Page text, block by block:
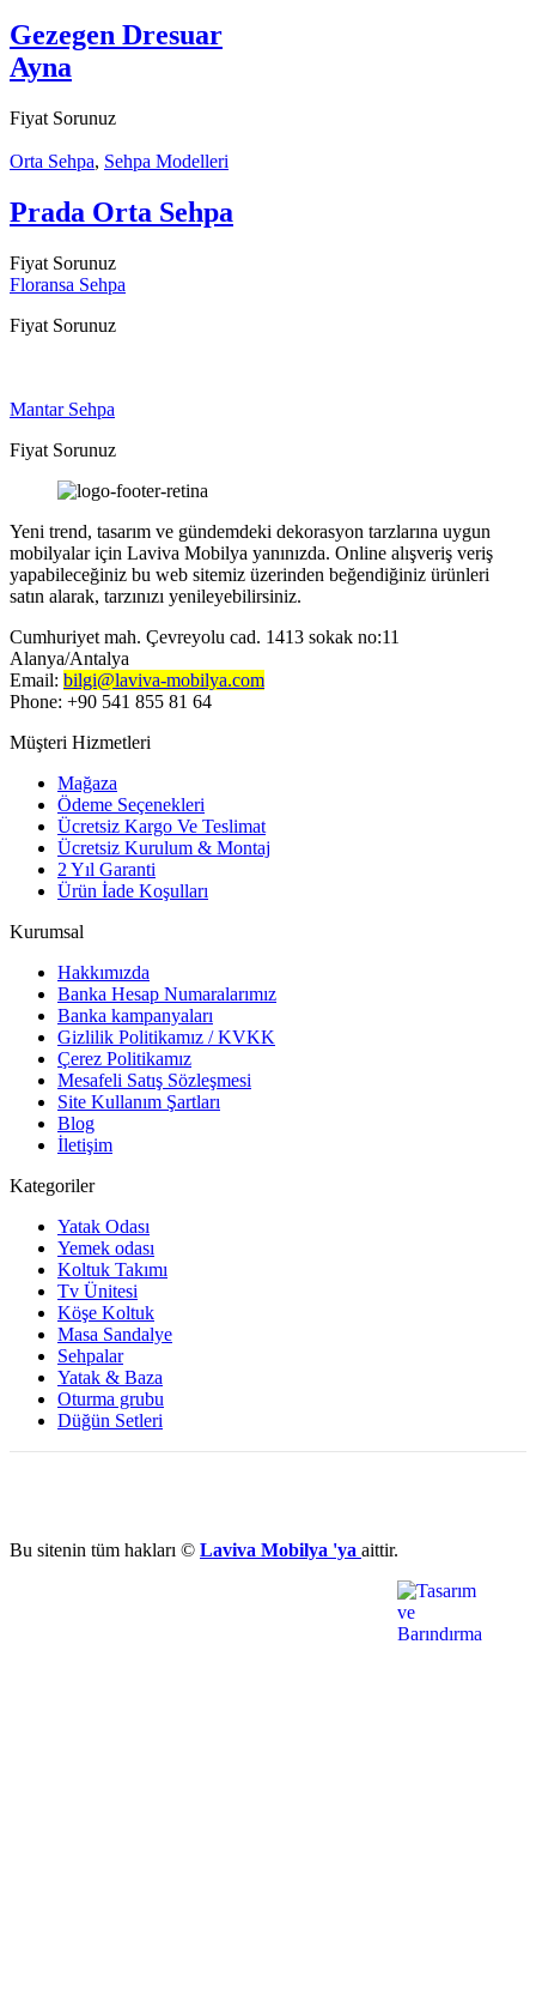
Gezegen Dresuar
Ayna
Fiyat Sorunuz
Orta Sehpa, Sehpa Modelleri
Prada Orta Sehpa
Fiyat Sorunuz
Floransa Sehpa
Fiyat Sorunuz
Mantar Sehpa
Fiyat Sorunuz
Yeni trend, tasarım ve gündemdeki dekorasyon tarzlarına uygun
mobilyalar için Laviva Mobilya yanınızda. Online alışveriş veriş
yapabileceğiniz bu web sitemiz üzerinden beğendiğiniz ürünleri
satın alarak, tarzınızı yenileyebilirsiniz.
Cumhuriyet mah. Çevreyolu cad. 1413 sokak no:11
Alanya/Antalya
Email: bilgi@laviva-mobilya.com
Phone: +90 541 855 81 64
Müşteri Hizmetleri
Mağaza
Ödeme Seçenekleri
Ücretsiz Kargo Ve Teslimat
Ücretsiz Kurulum & Montaj
2 Yıl Garanti
Ürün İade Koşulları
Kurumsal
Hakkımızda
Banka Hesap Numaralarımız
Banka kampanyaları
Gizlilik Politikamız / KVKK
Çerez Politikamız
Mesafeli Satış Sözleşmesi
Site Kullanım Şartları
Blog
İletişim
Kategoriler
Yatak Odası
Yemek odası
Koltuk Takımı
Tv Ünitesi
Köşe Koltuk
Masa Sandalye
Sehpalar
Yatak & Baza
Oturma grubu
Düğün Setleri
Bu sitenin tüm hakları © Laviva Mobilya 'ya aittir.